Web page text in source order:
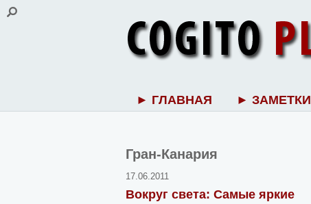
► ГЛАВНАЯ ► ЗАМЕТКИ
Гран-Канария
17.06.2011
Вокруг света: Самые яркие